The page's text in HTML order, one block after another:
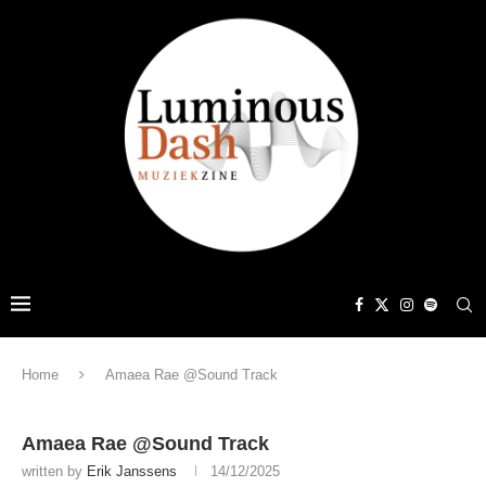
Home Amaea Rae @Sound Track
Amaea Rae @Sound Track
written by Erik Janssens 14/12/2025